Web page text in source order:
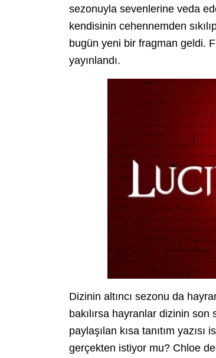
sezonuyla sevenlerine veda
kendisinin cehennemden
bugün yeni bir fragman geldi.
yayınlandı.
Dizinin altıncı sezonu da
bakılırsa hayranlar dizinin son
paylaşılan kısa tanıtım
gerçekten istiyor mu? Chloe